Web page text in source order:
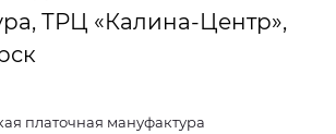
ТРЦ «Калина-Центр»,
платочная мануфактура